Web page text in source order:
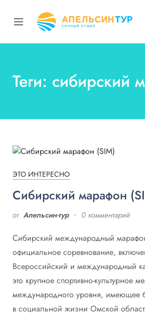
Теги: сибирский
ЭТО ИНТЕРЕСНО
Сибирский марафон
от Апельсин-тур 0 комментарий
Сибирский международный
официальное соревнование,
Всероссийский и международный
это крупное спортивно-культурное
международного уровня, имеющее
в социальной жизни Омской